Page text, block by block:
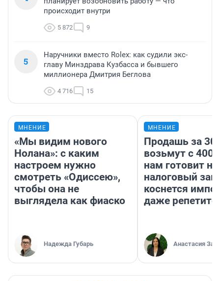
происходит внутри
5 872 9
5
Наручники вместо Rolex: как судили экс-
главу Минздрава Кузбасса и бывшего
миллионера Дмитрия Беглова
4 716 15
МНЕНИЕ
«Мы видим нового
Нолана»: с каким
настроем нужно
смотреть «Одиссею»,
чтобы она не
выглядела как фиаско
Надежда Губарь
МНЕНИЕ
Продашь за
возьмут с
нам готовит
налоговый
коснется
даже
Анастасия